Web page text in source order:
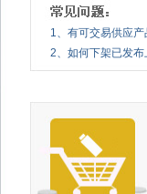
1、有可交易供应
2、如何下架已发布